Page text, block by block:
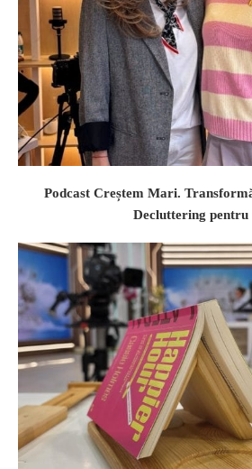
Podcast Creștem Mari.
Decluttering pentru